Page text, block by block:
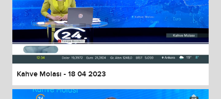
Kahve Molası - 18 04 2023